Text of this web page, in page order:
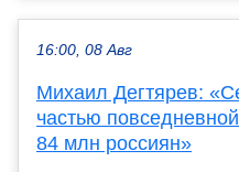
16:00, 08 Авг
Михаил Дегтярев:
частью
84 млн россиян»